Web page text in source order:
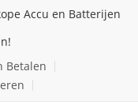
Accu en Batterijen
Betalen